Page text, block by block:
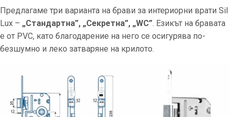
Предлагаме три варианта на брави за интериорни врати Sil
Lux – „Стандартна”, „Секретна”, „WC”. Езикът на бравата
е от PVC, като благодарение на него се осигурява по-
безшумно и леко затваряне на крилото.